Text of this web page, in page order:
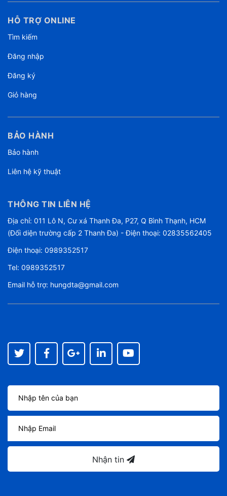
HỖ TRỢ ONLINE
Tìm kiếm
Đăng nhập
Đăng ký
Giỏ hàng
BẢO HÀNH
Bảo hành
Liên hệ kỹ thuật
THÔNG TIN LIÊN HỆ
Địa chỉ: 011 Lô N, Cư xá Thanh Đa, P27, Q Bình Thạnh, HCM
(Đối diện trường cấp 2 Thanh Đa) - Điện thoại: 02835562405
Điện thoại: 0989352517
Tel: 0989352517
Email hỗ trợ: hungdta@gmail.com
Nhận tin